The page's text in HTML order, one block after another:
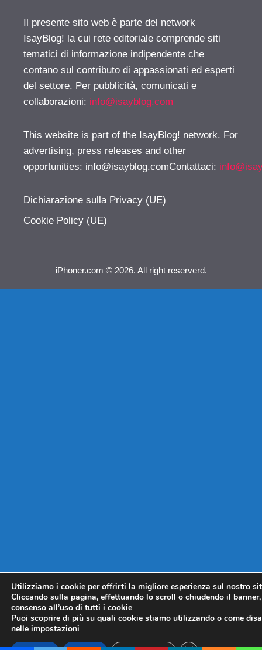
Il presente sito web è parte del network
IsayBlog! la cui rete editoriale comprende siti
tematici di informazione indipendente che
contano sul contributo di appassionati ed esperti
del settore. Per pubblicità, comunicati e
collaborazioni: info@isayblog.com
This website is part of the IsayBlog! network. For
advertising, press releases and other
opportunities: info@isayblog.comContattaci:
Dichiarazione sulla Privacy (UE)
Cookie Policy (UE)
iPhoner.com © 2026. All right reserverd.
Utilizziamo i cookie per offrirti la migliore esperienza sul nostro
Cliccando sulla pagina, effettuando lo scroll o chiudendo il
consenso all’uso di tutti i cookie
Puoi scoprire di più su quali cookie stiamo utilizzando o come
nelle impostazioni